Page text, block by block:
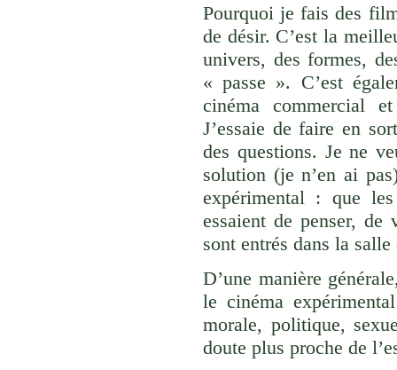
Pourquoi je fais des
de désir. C’est la
univers, des formes,
« passe ». C’est
cinéma commercial
J’essaie de faire en
des questions. Je ne
solution (je n’en ai
expérimental : que
essaient de penser, de
sont entrés dans la
D’une manière
le cinéma
morale, politique,
doute plus proche de